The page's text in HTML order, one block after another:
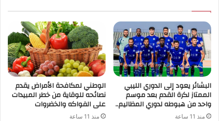
البشائر يعود إلى الدوري الليبي
الممتاز لكرة القدم بعد موسم
واحد من هبوطه لدوري المظاليم..
منذ 11 ساعة
الوطني لمكافحة الأمراض يقدم
نصائحه للوقاية من خطر المبيدات
على الفواكه والخضروات
منذ 11 ساعة